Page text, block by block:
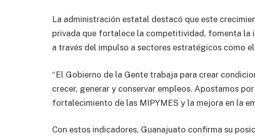
La administración estatal destacó que este
privada que fortalece la competitividad, fomenta la
a través del impulso a sectores estratégicos como
“El Gobierno de la Gente trabaja para crear
crecer, generar y conservar empleos. Apostamos
fortalecimiento de las MIPYMES y la mejora en la
Con estos indicadores, Guanajuato confirma su